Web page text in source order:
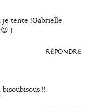
je tente !Gabrielle
)
RÉPONDRE
bisoubisous !!